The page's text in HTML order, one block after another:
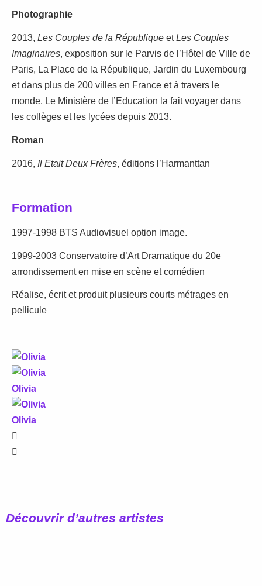
Photographie
2013, Les Couples de la République etLes Couples
Imaginaires, exposition sur le Parvis de l’Hôtel de Ville de
Paris, La Place de la République, Jardin du Luxembourg
et dans plus de 200 villes en France et à travers le
monde. Le Ministère de l’Education la fait voyager dans
les collèges et les lycées depuis 2013.
Roman
2016, Il Etait Deux Frères, éditions l’Harmanttan
Formation
1997-1998 BTS Audiovisuel option image.
1999-2003 Conservatoire d’Art Dramatique du 20e
arrondissement en mise en scène et comédien
Réalise, écrit et produit plusieurs courts métrages en
pellicule
Olivia
Olivia
Découvrir d’autres artistes